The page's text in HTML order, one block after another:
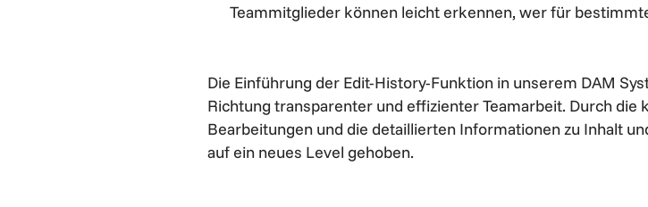
Teammitglieder können leicht erkennen, wer für
Die Einführung der Edit-History-Funktion in unserem DAM
Richtung transparenter und effizienter Teamarbeit. Durch
Bearbeitungen und die detaillierten Informationen zu Inhalt
auf ein neues Level gehoben.